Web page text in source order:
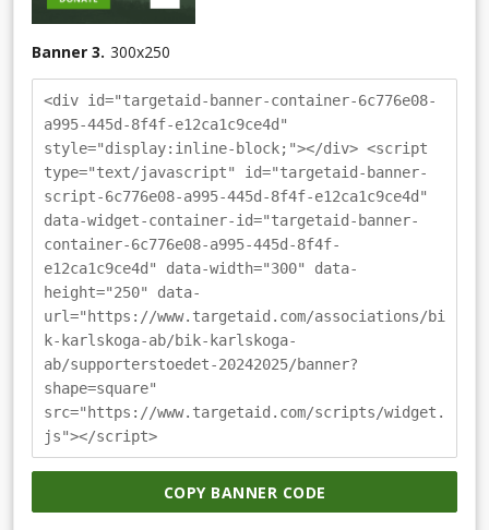
Banner 3. 300x250
<div id="targetaid-banner-container-6c776e08-
a995-445d-8f4f-e12ca1c9ce4d"
style="display:inline-block;"></div> <script
type="text/javascript" id="targetaid-banner-
script-6c776e08-a995-445d-8f4f-e12ca1c9ce4d"
data-widget-container-id="targetaid-banner-
container-6c776e08-a995-445d-8f4f-
e12ca1c9ce4d" data-width="300" data-
height="250" data-
url="https://www.targetaid.com/associations/bi
k-karlskoga-ab/bik-karlskoga-
ab/supporterstoedet-20242025/banner?
shape=square"
src="https://www.targetaid.com/scripts/widget.
js"></script>
COPY BANNER CODE